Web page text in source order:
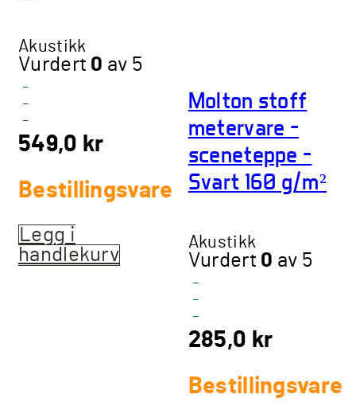
Akustikk
Vurdert 0 av 5
-
-
-
549,0 kr
Bestillingsvare
Legg i
handlekurv
Molton stoff
metervare –
sceneteppe –
Svart 160 g/m²
Akustikk
Vurdert 0 av 5
-
-
-
285,0 kr
Bestillingsvare